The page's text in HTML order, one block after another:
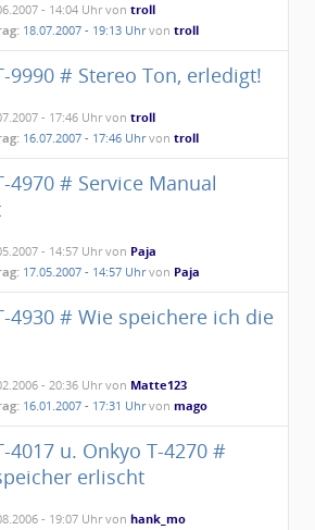
- 14:04 Uhr vontroll
18.07.2007 - 19:13 Uhrvontroll
9990 # Stereo Ton, erledigt!
- 17:46 Uhr vontroll
16.07.2007 - 17:46 Uhrvontroll
4970 # Service Manual
- 14:57 Uhr von Paja
17.05.2007 - 14:57 Uhrvon Paja
4930 # Wie speichere ich die
- 20:36 Uhr von Matte123
16.01.2007 - 17:31 Uhrvonmago
4017 u. Onkyo T-4270 #
erlischt
- 19:07 Uhr vonhank_mo